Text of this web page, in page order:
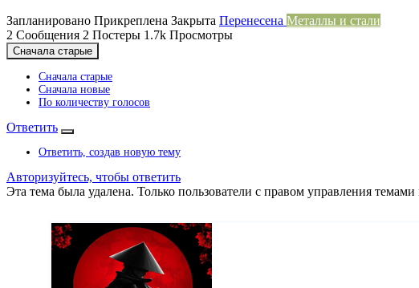
Запланировано Прикреплена Закрыта Перенесена Металлы и стали
2 Сообщения 2 Постеры 1.7k Просмотры
Сначала старые
Сначала старые
Сначала новые
По количеству голосов
Ответить
Ответить, создав новую тему
Авторизуйтесь, чтобы ответить
Эта тема была удалена. Только пользователи с правом управления темами